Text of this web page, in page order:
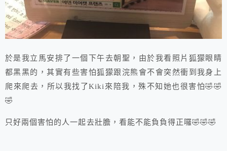
於是我立馬安排了一個下午去朝聖，由於我看照片狐獴眼睛
都黑黑的，其實有些害怕狐獴跟浣熊會不會突然衝到我身上
爬來爬去，所以我找了Kiki來陪我，殊不知她也很害怕🤣🤣
🤣
只好兩個害怕的人一起去壯膽，看能不能負負得正囉🤣🤣🤣